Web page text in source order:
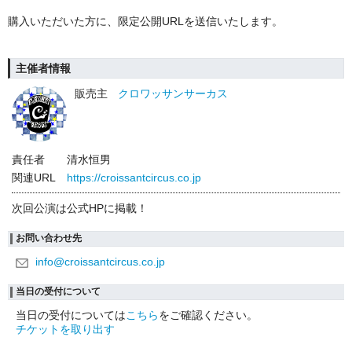
購入いただいた方に、限定公開URLを送信いたします。
主催者情報
販売主
クロワッサンサーカス
責任者
清水恒男
関連URL
https://croissantcircus.co.jp
次回公演は公式HPに掲載！
お問い合わせ先
info@croissantcircus.co.jp
当日の受付について
当日の受付についてはこちらをご確認ください。
チケットを取り出す